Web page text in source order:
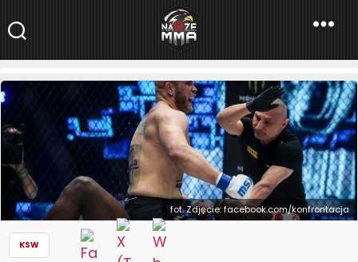
NaszeMMA
NaszeMMA.pl»Aktualności»Polskie MMA»KSW»„Myślę, że to jest
kwestia głowy” – Lewandowski o występie Ugonoha
fot. Zdjęcie: facebook.com/konfrontacja
KSW